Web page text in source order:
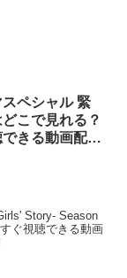
ペシャル 緊
こで見れる？
きる動画配信
Story- Season
ぐ視聴できる動画